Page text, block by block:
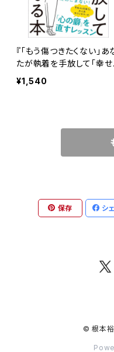
『「もう傷つきたくない」あ
たが執着を手放して「幸せ
になる本』（学研プラス）
¥1,540
保存 シ
© 根本裕